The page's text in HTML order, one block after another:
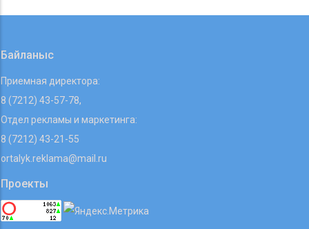
Байланыс
Приемная директора:
8 (7212) 43-57-78,
Отдел рекламы и маркетинга:
8 (7212) 43-21-55
ortalyk.reklama@mail.ru
Проекты